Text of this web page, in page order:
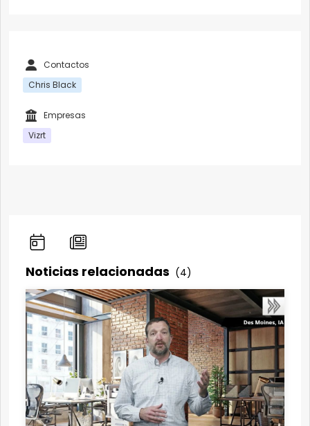
Contactos
Chris Black
Empresas
Vizrt
Noticias relacionadas (4)